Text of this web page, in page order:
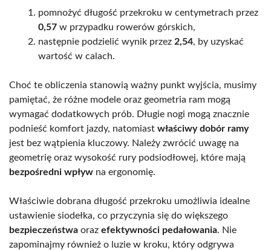
pomnożyć długość przekroku w centymetrach przez
0,57 w przypadku rowerów górskich,
następnie podzielić wynik przez 2,54, by uzyskać
wartość w calach.
Choć te obliczenia stanowią ważny punkt wyjścia, musimy
pamiętać, że różne modele oraz geometria ram mogą
wymagać dodatkowych prób. Długie nogi mogą znacznie
podnieść komfort jazdy, natomiast właściwy dobór ramy
jest bez wątpienia kluczowy. Należy zwrócić uwagę na
geometrię oraz wysokość rury podsiodłowej, które mają
bezpośredni wpływ na ergonomię.
Właściwie dobrana długość przekroku umożliwia idealne
ustawienie siodełka, co przyczynia się do większego
bezpieczeństwa oraz efektywności pedałowania. Nie
zapominajmy również o luzie w kroku, który odgrywa